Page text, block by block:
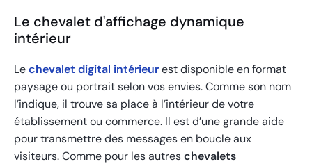
Le chevalet d'affichage dynamique
intérieur
Lechevalet digital intérieurest disponible en format
paysage ou portrait selon vos envies. Comme son nom
l’indique, il trouve sa place à l’intérieur de votre
établissement ou commerce. Il est d’une grande aide
pour transmettre des messages en boucle aux
visiteurs. Comme pour les autreschevalets